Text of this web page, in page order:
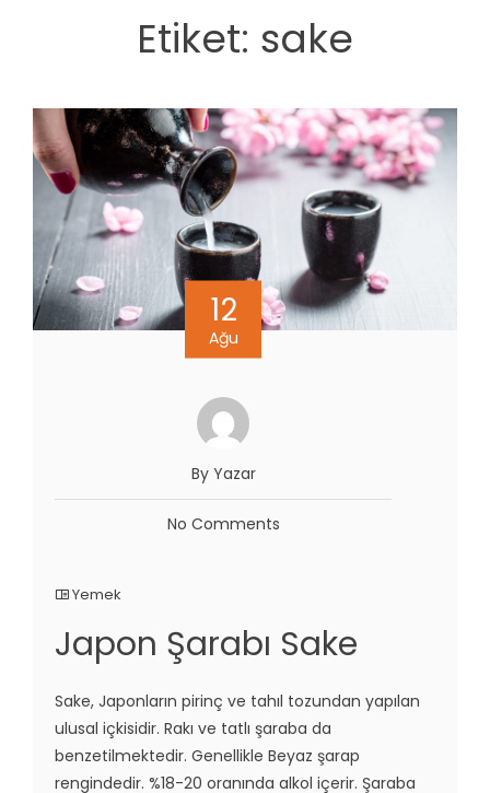
Etiket: sake
12
Ağu
By Yazar
No Comments
Yemek
Japon Şarabı Sake
Sake, Japonların pirinç ve tahıl tozundan yapılan
ulusal içkisidir. Rakı ve tatlı şaraba da
benzetilmektedir. Genellikle Beyaz şarap
rengindedir. %18-20 oranında alkol içerir. Şaraba